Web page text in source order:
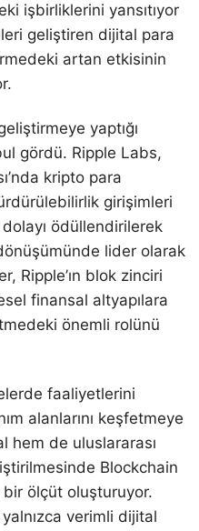
işbirliklerini yansıtıyor
geliştiren dijital para
artan etkisinin
yaptığı
gördü. Ripple Labs,
kripto para
girişimleri
ödüllendirilerek
lider olarak
Ripple’ın blok zinciri
finansal altyapılara
önemli rolünü
faaliyetlerini
alanlarını keşfetmeye
hem de uluslararası
Blockchain
ölçüt oluşturuyor.
verimli dijital